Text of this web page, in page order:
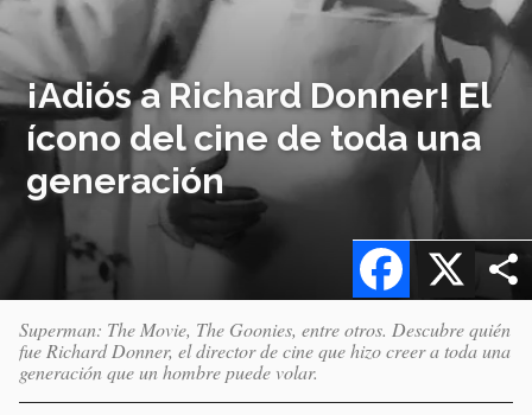
¡Adiós a Richard Donner! El
ícono del cine de toda una
generación
X
Facebook
Superman: The Movie, The Goonies, entre otros. Descubre quién
fue Richard Donner, el director de cine que hizo creer a toda una
generación que un hombre puede volar.